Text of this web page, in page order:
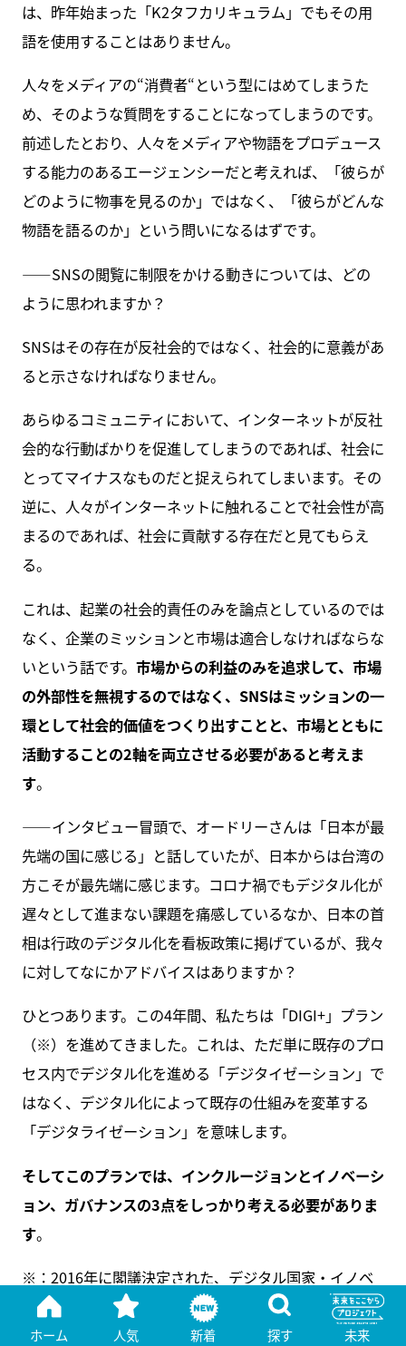
は、昨年始まった「K2タフカリキュラム」でもその用
語を使用することはありません。
人々をメディアの“消費者“という型にはめてしまうた
め、そのような質問をすることになってしまうのです。
前述したとおり、人々をメディアや物語をプロデュース
する能力のあるエージェンシーだと考えれば、「彼らが
どのように物事を見るのか」ではなく、「彼らがどんな
物語を語るのか」という問いになるはずです。
――SNSの閲覧に制限をかける動きについては、どの
ように思われますか？
SNSはその存在が反社会的ではなく、社会的に意義があ
ると示さなければなりません。
あらゆるコミュニティにおいて、インターネットが反社
会的な行動ばかりを促進してしまうのであれば、社会に
とってマイナスなものだと捉えられてしまいます。その
逆に、人々がインターネットに触れることで社会性が高
まるのであれば、社会に貢献する存在だと見てもらえ
る。
これは、起業の社会的責任のみを論点としているのでは
なく、企業のミッションと市場は適合しなければならな
いという話です。 市場からの利益のみを追求して、市場
の外部性を無視するのではなく、SNSはミッションの一
環として社会的価値をつくり出すことと、市場とともに
活動することの2軸を両立させる必要があると考えま
す。
――インタビュー冒頭で、オードリーさんは「日本が最
先端の国に感じる」と話していたが、日本からは台湾の
方こそが最先端に感じます。コロナ禍でもデジタル化が
遅々として進まない課題を痛感しているなか、日本の首
相は行政のデジタル化を看板政策に掲げているが、我々
に対してなにかアドバイスはありますか？
ひとつあります。この4年間、私たちは「DIGI+」プラン
（※）を進めてきました。これは、ただ単に既存のプロ
セス内でデジタル化を進める「デジタイゼーション」で
はなく、デジタル化によって既存の仕組みを変革する
「デジタライゼーション」を意味します。
そしてこのプランでは、インクルージョンとイノベーシ
ョン、ガバナンスの3点をしっかり考える必要がありま
す。
※：2016年に閣議決定された、デジタル国家・イノベ
ーション経済発展計画、略称「DIGI+2025」。2025年
までに国のデジタル経済規模を6.5兆台湾元（約23兆日
ホーム 人気 新着 探す 未来